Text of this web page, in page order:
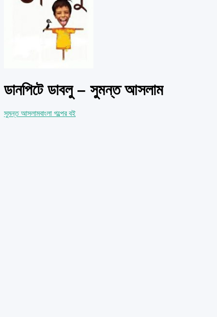
ডানপিটে ডাবলু – সুমন্ত আসলাম
সুমন্ত আসলামবাংলা গল্পের বই